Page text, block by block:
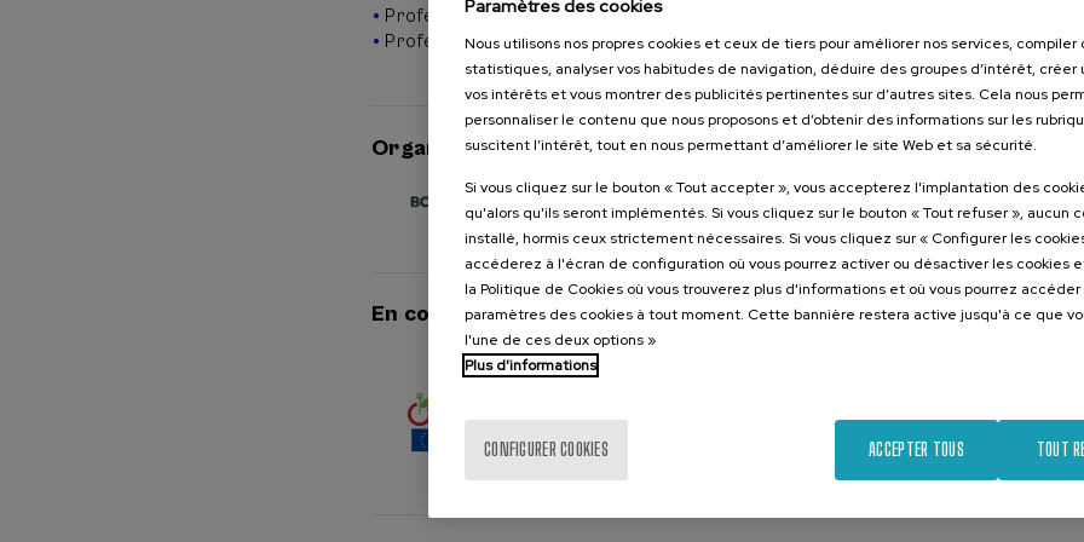
Fomentar el diálogo entre los distintos actores del sistema alimentario para
múltiples perspectivas.
Visibilizar buenas prácticas, casos de éxitos desarrolladas en el marco del
Professeurs
Professionnels
Organisée par
En collaboration avec
Paramètres des cookies
Nous utilisons nos propres cookies et ceux de tiers pour améliorer nos services, compiler
statistiques, analyser vos habitudes de navigation, déduire des groupes d’intérêt, créer
vos intérêts et vous montrer des publicités pertinentes sur d’autres sites. Cela nous
personnaliser le contenu que nous proposons et d’obtenir des informations sur les
suscitent l’intérêt, tout en nous permettant d’améliorer le site Web et sa sécurité.
Si vous cliquez sur le bouton « Tout accepter », vous accepterez l'implantation des
qu'alors qu'ils seront implémentés. Si vous cliquez sur le bouton « Tout refuser », aucun
installé, hormis ceux strictement nécessaires. Si vous cliquez sur « Configurer les
accéderez à l'écran de configuration où vous pourrez activer ou désactiver les cookies
la Politique de Cookies où vous trouverez plus d'informations et où vous pourrez accéder
paramètres des cookies à tout moment. Cette bannière restera active jusqu'à ce que
l'une de ces deux options »
Plus d'informations
CONFIGURER COOKIES TOUT
ACCEPTER TOUS